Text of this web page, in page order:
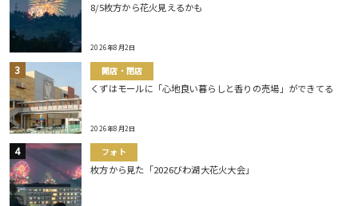
8/5枚方から花火見えるかも
2026年8月2日
開店・閉店
くずはモールに「心地良い暮らしと香りの売場」ができてる
2026年8月2日
フォト
枚方から見た「2026びわ湖大花火大会」